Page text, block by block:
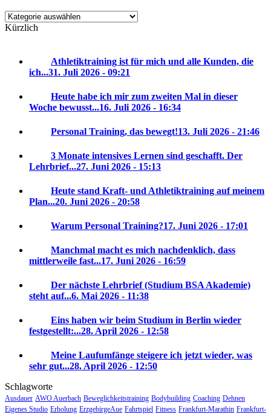
Kategorien
Kürzlich
Athletiktraining ist für mich und alle Kunden, die
ich...31. Juli 2026 - 09:21
Heute habe ich mir zum zweiten Mal in dieser
Woche bewusst...16. Juli 2026 - 16:34
Personal Training, das bewegt!13. Juli 2026 - 21:46
3 Monate intensives Lernen sind geschafft. Der
Lehrbrief...27. Juni 2026 - 15:13
Heute stand Kraft- und Athletiktraining auf meinem
Plan...20. Juni 2026 - 20:58
Warum Personal Training?17. Juni 2026 - 17:01
Manchmal macht es mich nachdenklich, dass
mittlerweile fast...17. Juni 2026 - 16:59
Der nächste Lehrbrief (Studium BSA Akademie)
steht auf...6. Mai 2026 - 11:38
Eins haben wir beim Studium in Berlin wieder
festgestellt:...28. April 2026 - 12:58
Meine Laufumfänge steigere ich jetzt wieder, was
sehr gut...28. April 2026 - 12:50
Schlagworte
Ausdauer AWO Auerbach Beweglichkeitstraining Bodybuilding Coaching Dehnen
Eigenes Studio Erholung ErzgebirgeAue Fahrtspiel Fitness Frankfurt-Marathin Frankfurt-